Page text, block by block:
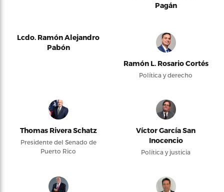
Pagán
Lcdo. Ramón Alejandro
Pabón
Ramón L. Rosario Cortés
Política y derecho
Thomas Rivera Schatz
Presidente del Senado de
Puerto Rico
Víctor García San
Inocencio
Política y justicia